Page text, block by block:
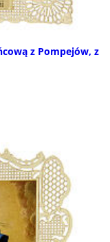
z Pompejów, z